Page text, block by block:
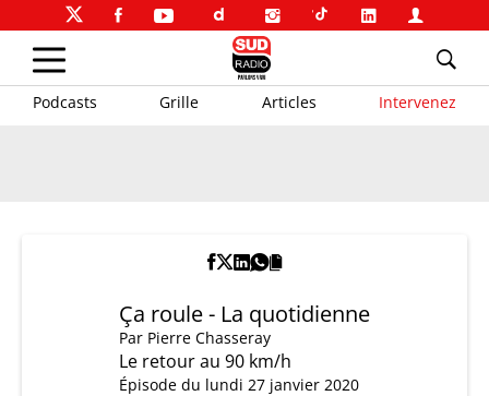
Podcasts Grille Articles Intervenez
Ça roule - La quotidienne
Par Pierre Chasseray
Le retour au 90 km/h
Épisode du lundi 27 janvier 2020